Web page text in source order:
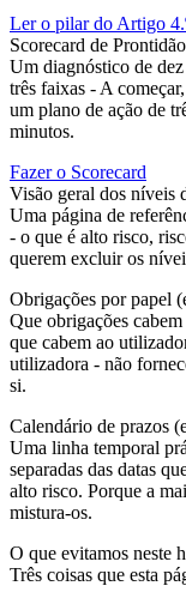
Ler o pilar do Artigo
Scorecard de
Um diagnóstico de
três faixas - A
um plano de ação de
minutos.
Fazer o Scorecard
Visão geral dos níveis
Uma página de
- o que é alto risco,
querem excluir os
Obrigações por papel
Que obrigações
que cabem ao
utilizadora - não
si.
Calendário de prazos
Uma linha temporal
separadas das datas
alto risco. Porque a
mistura-os.
O que evitamos neste
Três coisas que esta